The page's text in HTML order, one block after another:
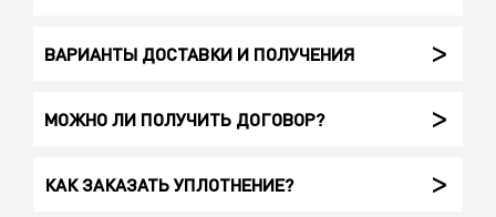
ВАРИАНТЫ ДОСТАВКИ И ПОЛУЧЕНИЯ
МОЖНО ЛИ ПОЛУЧИТЬ ДОГОВОР?
КАК ЗАКАЗАТЬ УПЛОТНЕНИЕ?